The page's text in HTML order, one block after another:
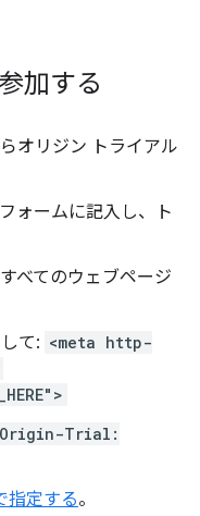
加する
オリジン トライアル
ォームに記入し、ト
べてのウェブページ
て: <meta http-
Origin-Trial:
指定する。